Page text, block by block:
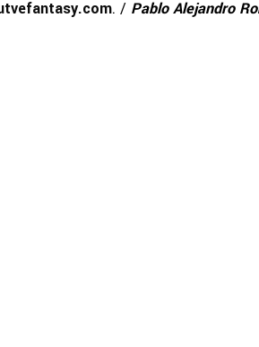
. / Pablo Alejandro